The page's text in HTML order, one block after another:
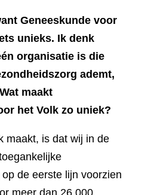
Geneeskunde voor
unieks. Ik denk
organisatie is die
ademt,
maakt
het Volk zo uniek?
maakt, is dat wij in de
de eerste lijn voorzien
meer dan 26.000